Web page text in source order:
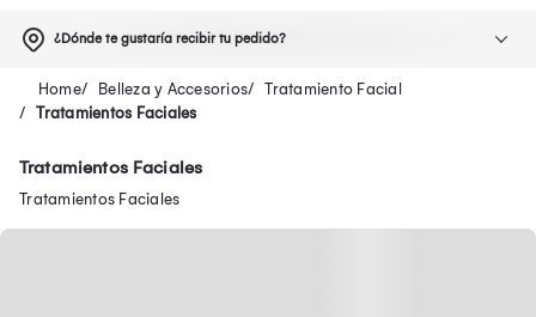
¿Dónde te gustaría recibir tu pedido?
Belleza y Accesorios
Tratamiento Facial
Tratamientos Faciales
Tratamientos Faciales
Tratamientos Faciales